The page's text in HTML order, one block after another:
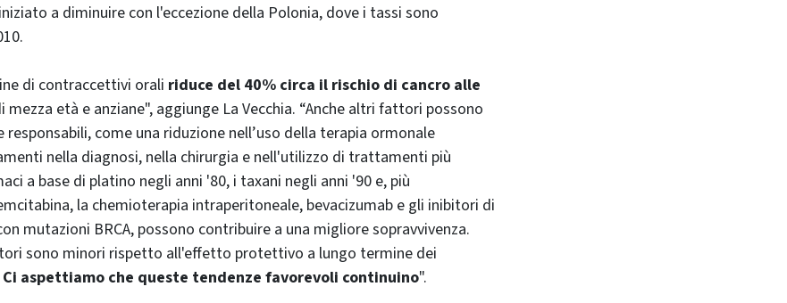
a diminuire con l'eccezione della Polonia, dove i tassi sono
di contraccettivi orali riduce del 40% circa il rischio di cancro alle
mezza età e anziane", aggiunge La Vecchia. “Anche altri fattori possono
responsabili, come una riduzione nell’uso della terapia ormonale
nella diagnosi, nella chirurgia e nell'utilizzo di trattamenti più
a base di platino negli anni '80, i taxani negli anni '90 e, più
la chemioterapia intraperitoneale, bevacizumab e gli inibitori di
mutazioni BRCA, possono contribuire a una migliore sopravvivenza.
sono minori rispetto all'effetto protettivo a lungo termine dei
Ci aspettiamo che queste tendenze favorevoli continuino".